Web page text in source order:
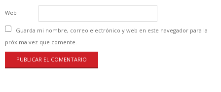
Web
Guarda mi nombre, correo electrónico y web en este navegador para la
próxima vez que comente.